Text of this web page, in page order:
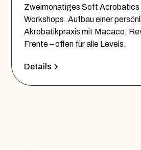
Zweimonatiges Soft Acrobatics
Workshops. Aufbau einer
Akrobatikpraxis mit Macaco,
Frente – offen für alle Levels.
Details